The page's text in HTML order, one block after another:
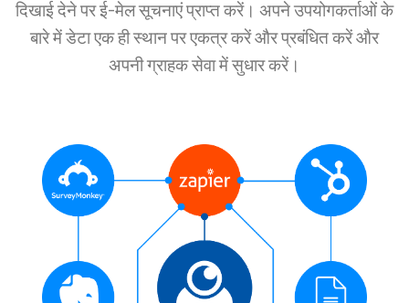
दिखाई देने पर ई-मेल सूचनाएं प्राप्त करें। अपने उपयोगकर्ताओं के
बारे में डेटा एक ही स्थान पर एकत्र करें और प्रबंधित करें और
अपनी ग्राहक सेवा में सुधार करें।